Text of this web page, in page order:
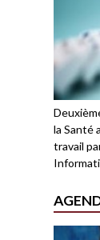
la Santé
travail